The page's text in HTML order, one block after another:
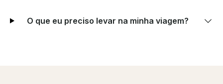
O que eu preciso levar na minha viagem?